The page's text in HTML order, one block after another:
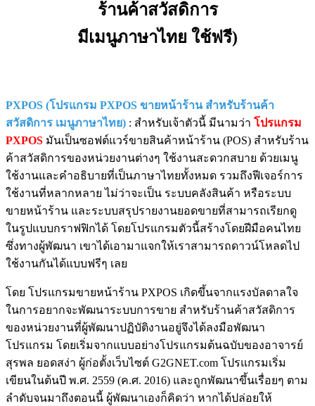
ร้านค้าสวัสดิการ
มีเมนูภาษาไทย ใช้ฟรี)
PXPOS (โปรแกรม PXPOS ขายหน้าร้าน สำหรับร้านค้า
สวัสดิการ เมนูภาษาไทย) : สำหรับเจ้าตัวนี้ มีนามว่า โปรแกรม
PXPOS มันเป็นซอฟต์แวร์ขายสินค้าหน้าร้าน (POS) สำหรับร้าน
ค้าสวัสดิการของหน่วยงานต่างๆ ใช้งานสะดวกสบาย ด้วยเมนู
ใช้งานและคำอธิบายที่เป็นภาษาไทยทั้งหมด รวมถึงฟีเจอร์การ
ใช้งานที่หลากหลาย ไม่ว่าจะเป็น ระบบคลังสินค้า หรือระบบ
ขายหน้าร้าน และระบบสรุปรายงานยอดขายที่สามารถเรียกดู
ในรูปแบบกราฟฟิกได้ โดยโปรแกรมตัวนี้สร้างโดยฝีมือคนไทย
ซึ่งทางผู้พัฒนา เขาได้เอามาแจกให้เราสามารถดาวน์โหลดไป
ใช้งานกันได้แบบฟรีๆ เลย
โดย โปรแกรมขายหน้าร้าน PXPOS เกิดขึ้นจากแรงบัลดาลใจ
ในการอยากจะพัฒนาระบบการขาย สำหรับร้านค้าสวัสดิการ
ของหน่วยงานที่ผู้พัฒนาปฏิบัติงานอยู่จึงได้ลงมือพัฒนา
โปรแกรม โดยเริ่มจากแบบอย่างโปรแกรมต้นฉบับของอาจารย์
สุรพล ยอดสง่า ผู้ก่อตั้งเว็บไซต์ G2GNET.com โปรแกรมเริ่ม
เขียนในต้นปี พ.ศ. 2559 (ค.ศ. 2016) และถูกพัฒนาขึ้นเรื่อยๆ ตาม
ลำดับจนมาถึงตอนนี้ ผู้พัฒนาเองก็คิดว่า หากได้ปล่อยให้